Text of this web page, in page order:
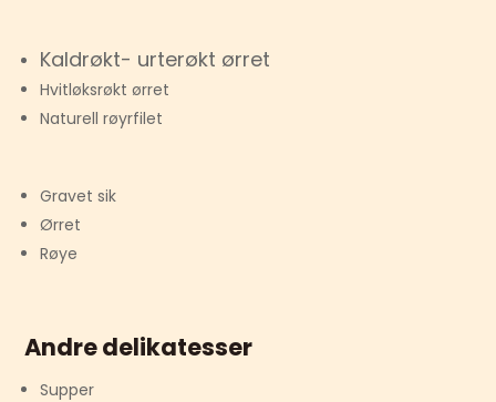
Kaldrøkt- urterøkt ørret
Hvitløksrøkt ørret
Naturell røyrfilet
Gravet sik
Ørret
​Røye
Andre delikatesser
Supper